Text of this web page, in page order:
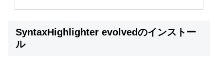
SyntaxHighlighter evolvedのインストー
ル